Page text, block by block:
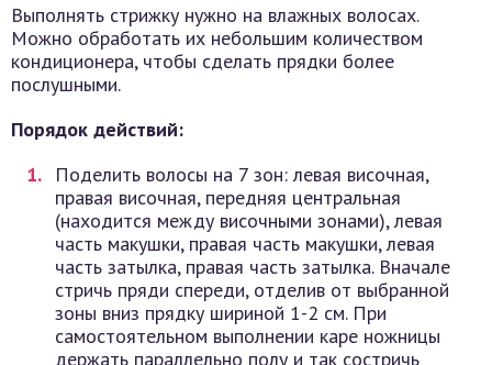
Выполнять стрижку нужно на влажных волосах.
Можно обработать их небольшим количеством
кондиционера, чтобы сделать прядки более
послушными.
Порядок действий:
Поделить волосы на 7 зон: левая височная,
правая височная, передняя центральная
(находится между височными зонами), левая
часть макушки, правая часть макушки, левая
часть затылка, правая часть затылка. Вначале
стричь пряди спереди, отделив от выбранной
зоны вниз прядку шириной 1-2 см. При
самостоятельном выполнении каре ножницы
держать параллельно полу и так состричь